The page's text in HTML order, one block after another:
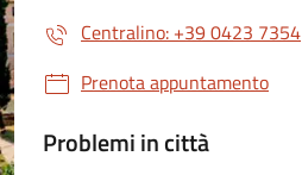
Centralino: +39 0423 7354
Prenota appuntamento
Problemi in città